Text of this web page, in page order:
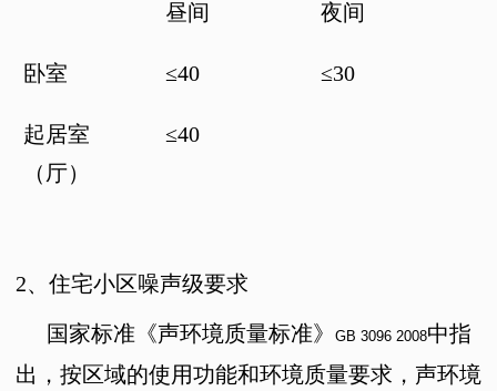
昼间 夜间
卧室 ≤40 ≤30
起居室
（厅）
≤40
2、住宅小区噪声级要求
国家标准《声环境质量标准》 GB 3096 2008中指
出，按区域的使用功能和环境质量要求，声环境